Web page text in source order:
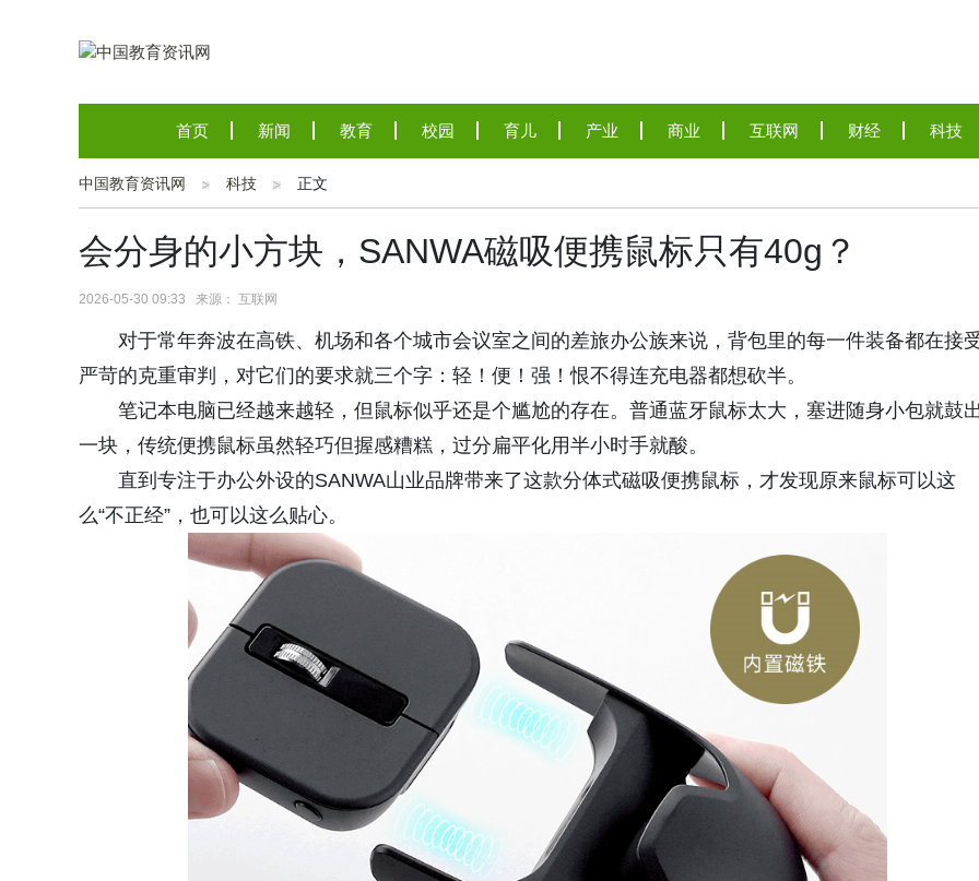
首页 新闻 教育 校园 育儿 产业 商业 互联网 财经 科技
中国教育资讯网 科技 正文
会分身的小方块，SANWA磁吸便携鼠标只有40g？
2026-05-30 09:33 来源： 互联网
对于常年奔波在高铁、机场和各个城市会议室之间的差旅办公族来说，背包里的每一件装备都在接
严苛的克重审判，对它们的要求就三个字：轻！便！强！恨不得连充电器都想砍半。
笔记本电脑已经越来越轻，但鼠标似乎还是个尴尬的存在。普通蓝牙鼠标太大，塞进随身小包就鼓
一块，传统便携鼠标虽然轻巧但握感糟糕，过分扁平化用半小时手就酸。
直到专注于办公外设的SANWA山业品牌带来了这款分体式磁吸便携鼠标，才发现原来鼠标可以这
么“不正经”，也可以这么贴心。